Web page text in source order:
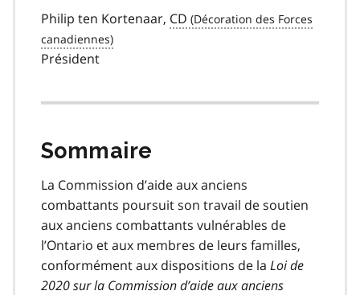
Philip ten Kortenaar, CD
Président
Sommaire
La Commission d’aide aux anciens
combattants poursuit son travail de soutien
aux anciens combattants vulnérables de
l’Ontario et aux membres de leurs familles,
conformément aux dispositions de la Loi de
2020 sur la Commission d’aide aux anciens